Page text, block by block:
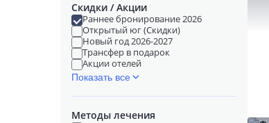
Скидки / Акции
Раннее бронирование 2026
Открытый юг (Скидки)
Новый год 2026-2027
Трансфер в подарок
Акции отелей
Показать все
Методы лечения